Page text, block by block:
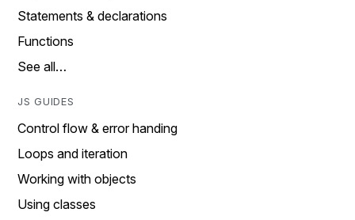
Statements & declarations
Functions
See all…
JS GUIDES
Control flow & error handing
Loops and iteration
Working with objects
Using classes